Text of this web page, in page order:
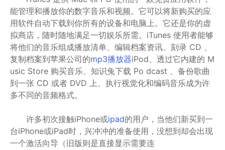
能管理和播放你的数字音乐和视频。它可以将新购买的应
用软件自动下载到你所有的设备和电脑上。它还是你的虚
拟商店，随时随地满足一切娱乐所需。iTunes 使用者能够
将他们的音乐组成播放清单、编辑档案资讯、刻录 CD 、
复制档案到苹果公司的mp3播放器iPod、透过它内建的 M
usic Store 购买音乐、知识兔下载 Po dcast 、备份歌曲
到一张 CD 或者 DVD 上、执行视觉化和编码音乐成为许
多不同的音频格式。
许多初次接触iPhone或ipad的用户，当他们新买到一
台iPhone或iPad时，兴冲冲的准备使用，没想到却会出现
一个激活向导（旧版则是直接显示需要连